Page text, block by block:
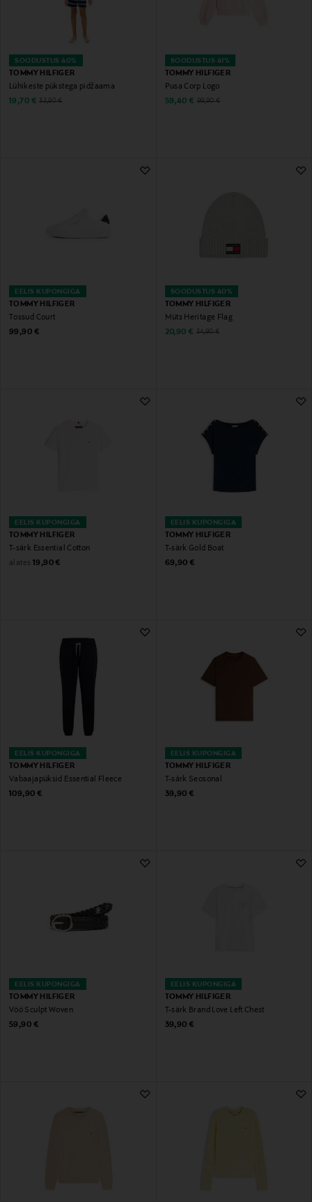
SOODUSTUS 40%
TOMMY HILFIGER
Lühikeste pükstega pidžaama
Discounted Price
19,70 € Original Price
32,90 €
SOODUSTUS 41%
TOMMY HILFIGER
Pusa Corp Logo
Discounted Price
59,40 € Original Price
99,90 €
EELIS KUPONGIGA
TOMMY HILFIGER
Tossud Court
Original Price
99,90 €
SOODUSTUS 40%
TOMMY HILFIGER
Müts Heritage Flag
Discounted Price
20,90 € Original Price
34,90 €
EELIS KUPONGIGA
TOMMY HILFIGER
T-särk Essential Cotton
alates Original Price
19,90 €
EELIS KUPONGIGA
TOMMY HILFIGER
T-särk Gold Boat
Original Price
69,90 €
EELIS KUPONGIGA
TOMMY HILFIGER
Vabaajapüksid Essential Fleece
Original Price
109,90 €
EELIS KUPONGIGA
TOMMY HILFIGER
T-särk Seosonal
Original Price
39,90 €
EELIS KUPONGIGA
TOMMY HILFIGER
Vöö Sculpt Woven
Original Price
59,90 €
EELIS KUPONGIGA
TOMMY HILFIGER
T-särk Brand Love Left Chest
Original Price
39,90 €